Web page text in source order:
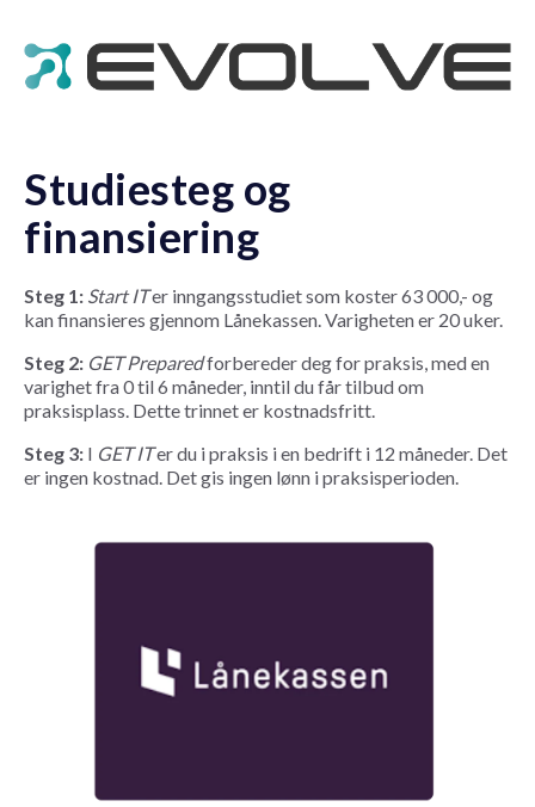
Studiesteg og
finansiering
Steg 1: Start ITer inngangsstudiet som koster 63 000,- og
kan finansieres gjennom Lånekassen. Varigheten er 20 uker.
Steg 2: GET Preparedforbereder deg for praksis, med en
varighet fra 0 til 6 måneder, inntil du får tilbud om
praksisplass. Dette trinnet er kostnadsfritt.
Steg 3: I GET ITer du i praksis i en bedrift i 12 måneder. Det
er ingen kostnad. Det gis ingen lønn i praksisperioden.